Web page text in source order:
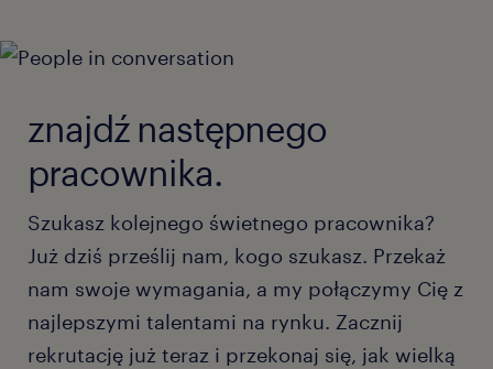
znajdź następnego
pracownika.
Szukasz kolejnego świetnego pracownika?
Już dziś prześlij nam, kogo szukasz. Przekaż
nam swoje wymagania, a my połączymy Cię z
najlepszymi talentami na rynku. Zacznij
rekrutację już teraz i przekonaj się, jak wielką